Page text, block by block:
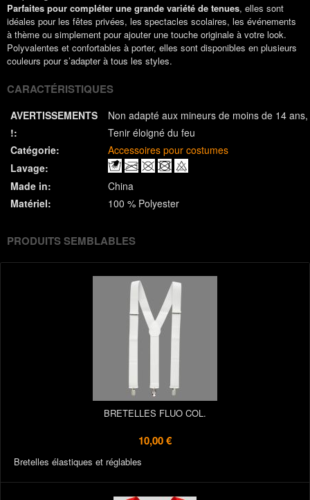
Parfaites pour compléter une grande variété de tenues, elles sont
idéales pour les fêtes privées, les spectacles scolaires, les événements
à thème ou simplement pour ajouter une touche originale à votre look.
Polyvalentes et confortables à porter, elles sont disponibles en plusieurs
couleurs pour s’adapter à tous les styles.
CARACTÉRISTIQUES
AVERTISSEMENTS
!:
Non adapté aux mineurs de moins de 14 ans
Tenir éloigné du feu
Catégorie:
Accessoires pour costumes
Lavage:
Made in:
China
Matériel:
100 % Polyester
PRODUITS SEMBLABLES
BRETELLES FLUO COL.
10,00 €
Bretelles élastiques et réglables